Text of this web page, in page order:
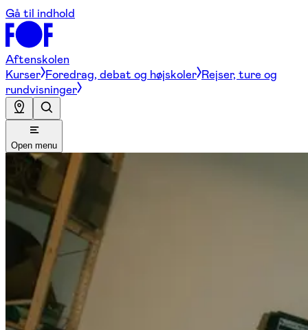
Gå til indhold
Aftenskolen
Kurser Foredrag, debat og højskoler Rejser, ture og
rundvisninger
Open menu